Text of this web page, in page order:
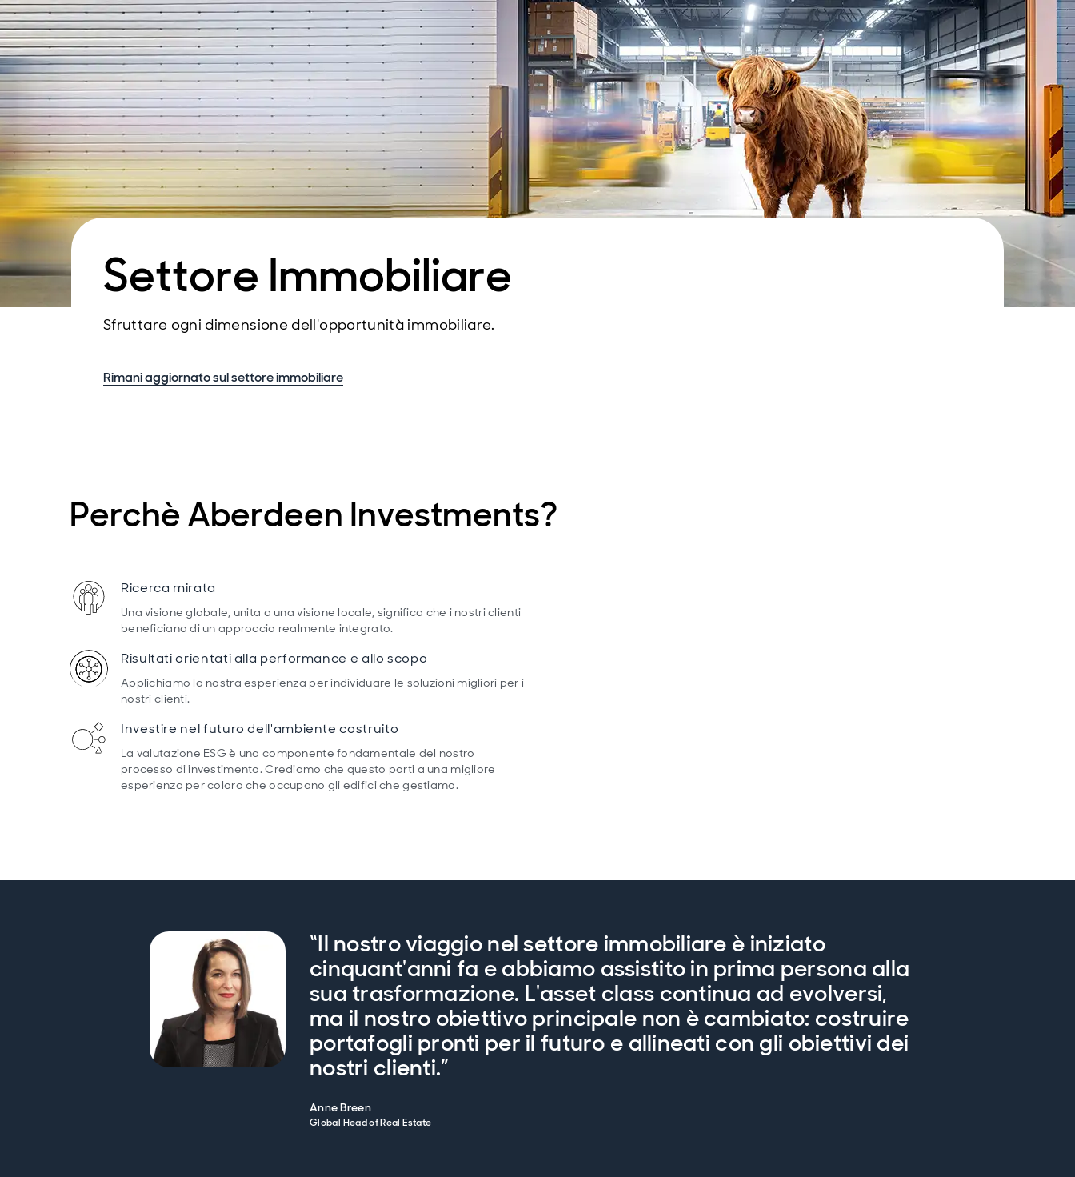
Settore Immobiliare
Sfruttare ogni dimensione dell'opportunità immobiliare.
Rimani aggiornato sul settore immobiliare
Perchè Aberdeen Investments?
Ricerca mirata
Una visione globale, unita a una visione locale, significa che i nostri clienti
beneficiano di un approccio realmente integrato.
Risultati orientati alla performance e allo scopo
Applichiamo la nostra esperienza per individuare le soluzioni migliori per i
nostri clienti.
Investire nel futuro dell'ambiente costruito
La valutazione ESG è una componente fondamentale del nostro
processo di investimento. Crediamo che questo porti a una migliore
esperienza per coloro che occupano gli edifici che gestiamo.
“Il nostro viaggio nel settore immobiliare è iniziato
cinquant'anni fa e abbiamo assistito in prima persona alla
sua trasformazione. L'asset class continua ad evolversi,
ma il nostro obiettivo principale non è cambiato: costruire
portafogli pronti per il futuro e allineati con gli obiettivi dei
nostri clienti.”
Anne Breen
Global Head of Real Estate